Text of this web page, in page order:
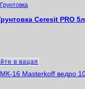
Грунтовка
Ceresit PRO 5л
в вацап